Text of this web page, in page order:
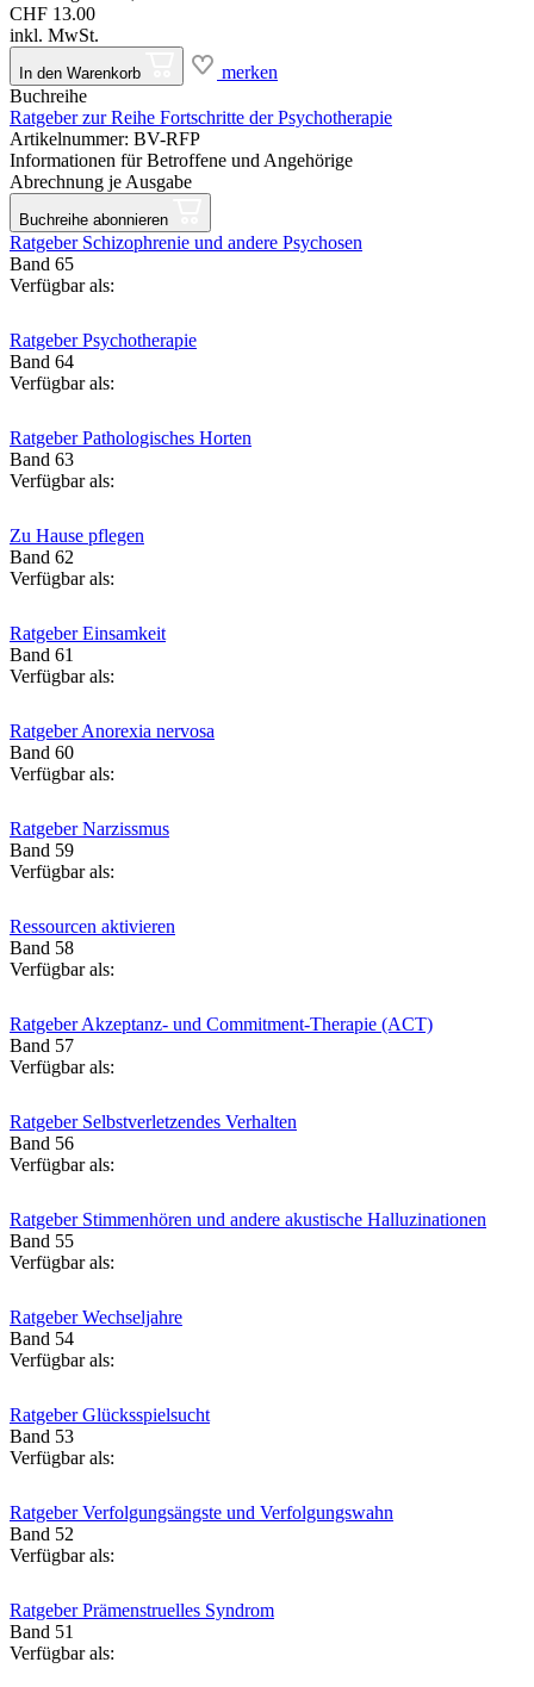
CHF 13.00
inkl. MwSt.
In den Warenkorb
merken
Buchreihe
Ratgeber zur Reihe Fortschritte der Psychotherapie
Artikelnummer: BV-RFP
Informationen für Betroffene und Angehörige
Abrechnung je Ausgabe
Buchreihe abonnieren
Ratgeber Schizophrenie und andere Psychosen
Band 65
Verfügbar als:
Ratgeber Psychotherapie
Band 64
Verfügbar als:
Ratgeber Pathologisches Horten
Band 63
Verfügbar als:
Zu Hause pflegen
Band 62
Verfügbar als:
Ratgeber Einsamkeit
Band 61
Verfügbar als:
Ratgeber Anorexia nervosa
Band 60
Verfügbar als:
Ratgeber Narzissmus
Band 59
Verfügbar als:
Ressourcen aktivieren
Band 58
Verfügbar als:
Ratgeber Akzeptanz- und Commitment-Therapie (ACT)
Band 57
Verfügbar als:
Ratgeber Selbstverletzendes Verhalten
Band 56
Verfügbar als:
Ratgeber Stimmenhören und andere akustische Halluzinationen
Band 55
Verfügbar als:
Ratgeber Wechseljahre
Band 54
Verfügbar als:
Ratgeber Glücksspielsucht
Band 53
Verfügbar als:
Ratgeber Verfolgungsängste und Verfolgungswahn
Band 52
Verfügbar als:
Ratgeber Prämenstruelles Syndrom
Band 51
Verfügbar als: